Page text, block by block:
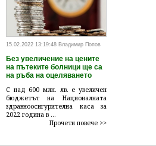
15.02.2022 13:19:48 Владимир Попов
Без увеличение на цените
на пътеките болници ще са
на ръба на оцеляването
С над 600 млн. лв. е увеличен
бюджетът на Националната
здравноосигурителна каса за
2022 година в ...
Прочети повече >>